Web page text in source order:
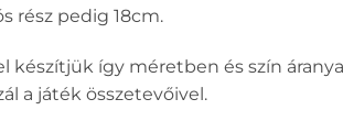
rész pedig 18cm.
készítjük így méretben és szín
a játék összetevőivel.